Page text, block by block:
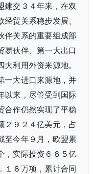
建交３４年来，在双
贸关系稳步发展、
伴关系的重要组成部
易伙伴、第一大出口
利用外资来源地。
一大进口来源地，并
以来，尽管受到国际
合作仍然实现了平稳
２９２４亿美元，占
至今年９月，欧盟累
，实际投资６６５亿
１６万项，累计合同